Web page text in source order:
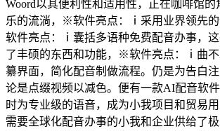
Woord以其便利性和适用性，正在咖啡馆
乐的流淌，※软件亮点：ⅰ采用业界领先
软件亮点：ⅰ囊括多语种免费配音办事，
了丰硕的东西和功能，※软件亮点：ⅰ曲不
纂界面，简化配音制做流程。仍是为告白
论是点缀视频以减色。便有一款AI配音软
时为专业级的语音，成为小我项目和贸易
需要全球化配音办事的小我和企业供给了